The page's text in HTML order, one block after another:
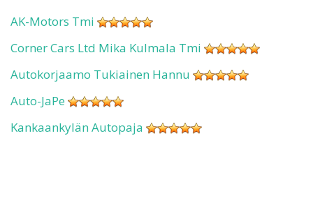
AK-Motors Tmi
Corner Cars Ltd Mika Kulmala Tmi
Autokorjaamo Tukiainen Hannu
Auto-JaPe
Kankaankylän Autopaja